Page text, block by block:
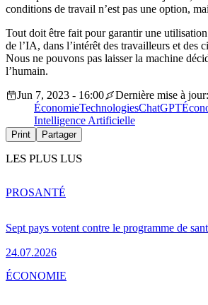
conditions de travail n’est pas une option,
Tout doit être fait pour garantir une
de l’IA, dans l’intérêt des travailleurs et des
Nous ne pouvons pas laisser la machine
l’humain.
Jun 7, 2023 - 16:00
Dernière mise à
ÉconomieTechnologiesChatGPT
Intelligence Artificielle
Print Partager
LES PLUS LUS
Sept pays votent contre le programme de
24.07.2026
PROSANTÉ
ÉCONOMIE